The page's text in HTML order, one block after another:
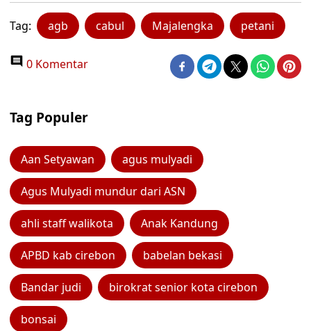
Tag: agb cabul Majalengka petani
0 Komentar
Tag Populer
Aan Setyawan agus mulyadi
Agus Mulyadi mundur dari ASN
ahli staff walikota Anak Kandung
APBD kab cirebon babelan bekasi
Bandar judi birokrat senior kota cirebon
bonsai